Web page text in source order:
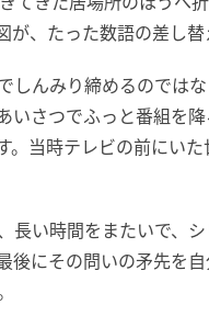
、たった数語の差し替
しんみり締めるのでは
いさつでふっと番組を
。当時テレビの前にい
長い時間をまたいで、
後にその問いの矛先を